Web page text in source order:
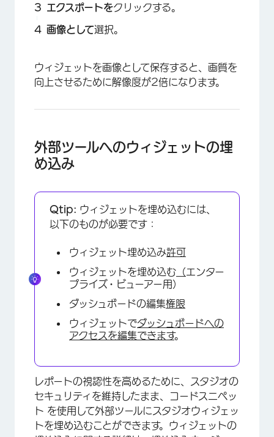
エクスポートをクリックする。
画像として選択。
ウィジェットを画像として保存すると、画質を
向上させるために解像度が2倍になります。
外部ツールへのウィジェットの埋
め込み
Qtip: ウィジェットを埋め込むには、
以下のものが必要です：
ウィジェット埋め込み許可
ウィジェットを埋め込む （エンター
プライズ・ビューアー用）
ダッシュボードの編集権限
ウィジェットでダッシュボードへの
アクセスを編集できます。
レポートの視認性を高めるために、スタジオの
セキュリティを維持したまま、コードスニペッ
ト を使用して外部ツールにスタジオウィジェッ
トを埋め込むことができます。ウィジェットの